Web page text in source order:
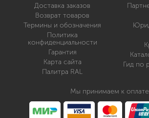
Доставка заказов
Возврат товаров
Термины и обозначения
Политика
конфиденциальности
Гарантия
Карта сайта
Палитра RAL
Гид по
Мы принимаем к оплате